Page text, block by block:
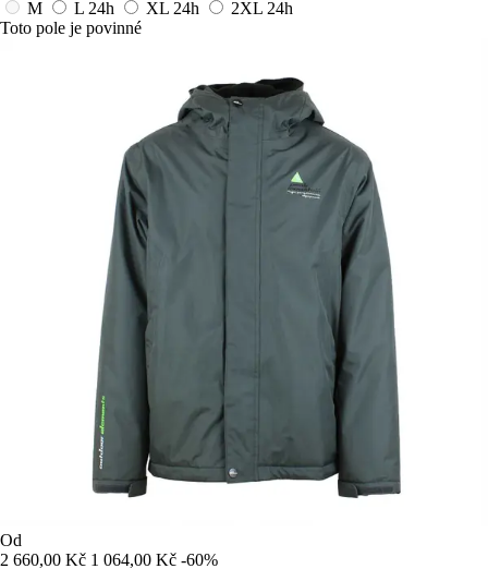
M
L 24h XL 24h 2XL 24h
Toto pole je povinné
Od
2 660,00 Kč 1 064,00 Kč -60%